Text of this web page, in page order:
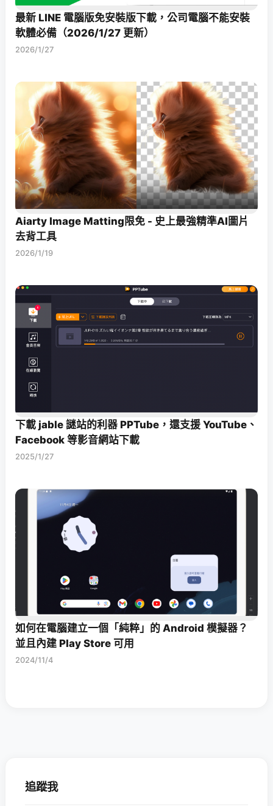
最新 LINE 電腦版免安裝版下載，公司電腦不能安裝
軟體必備（2026/1/27 更新）
2026/1/27
Aiarty Image Matting限免 - 史上最強精準AI圖片
去背工具
2026/1/19
下載 jable 謎站的利器 PPTube，還支援 YouTube、
Facebook 等影音網站下載
2025/1/27
如何在電腦建立一個「純粹」的 Android 模擬器？
並且內建 Play Store 可用
2024/11/4
追蹤我